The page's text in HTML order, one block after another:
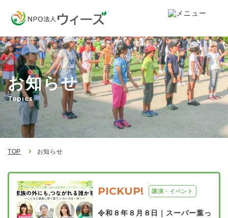
お知らせ
Topics
TOP お知らせ
PICKUP! 講演・イベント
令和８年８月８日｜スーパー葉っ